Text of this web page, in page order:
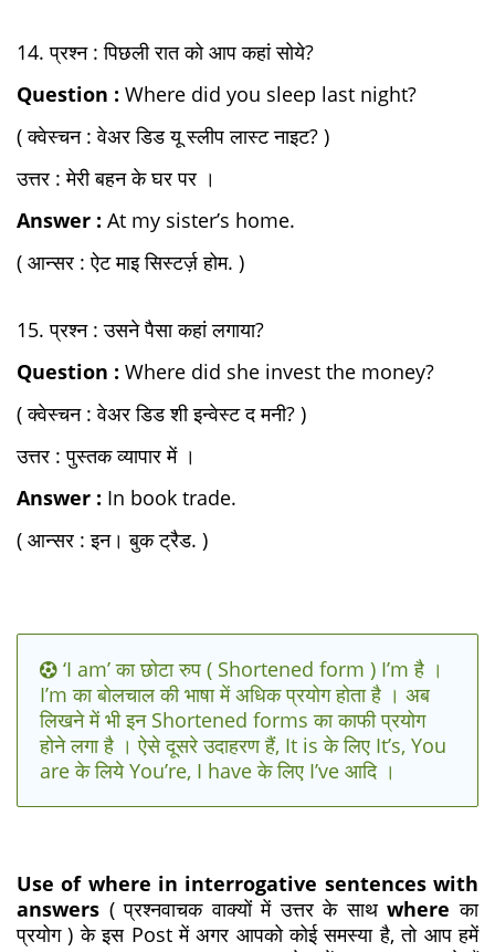
14. प्रश्न : पिछली रात को आप कहां सोये?
Question : Where did you sleep last night?
( क्वेस्चन : वेअर डिड यू स्लीप लास्ट नाइट? )
उत्तर : मेरी बहन के घर पर ।
Answer : At my sister’s home.
( आन्सर : ऐट माइ सिस्टर्ज़ होम. )
15. प्रश्न : उसने पैसा कहां लगाया?
Question : Where did she invest the money?
( क्वेस्चन : वेअर डिड शी इन्वेस्ट द मनी? )
उत्तर : पुस्तक व्यापार में ।
Answer : In book trade.
( आन्सर : इन। बुक ट्रैड. )
‘I am’ का छोटा रुप ( Shortened form ) I’m है ।
I’m का बोलचाल की भाषा में अधिक प्रयोग होता है । अब
लिखने में भी इन Shortened forms का काफी प्रयोग
होने लगा है । ऐसे दूसरे उदाहरण हैं, It is के लिए It’s, You
are के लिये You’re, I have के लिए I’ve आदि ।
Use of where in interrogative sentences with
answers ( प्रश्नवाचक वाक्यों में उत्तर के साथwhere का
प्रयोग ) के इस Post में अगर आपको कोई समस्या है, तो आप हमें